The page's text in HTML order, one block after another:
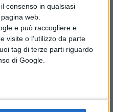
consenso in qualsiasi
web.
e può raccogliere e
visite o l’utilizzo da parte
tag di terze parti riguardo
di Google.